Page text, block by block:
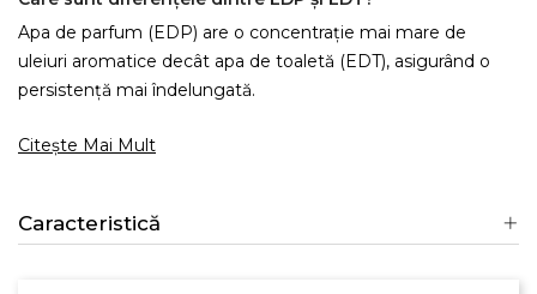
Apa de parfum (EDP) are o concentrație mai mare de
uleiuri aromatice decât apa de toaletă (EDT), asigurând o
persistență mai îndelungată.
Citește Mai Mult
Caracteristică